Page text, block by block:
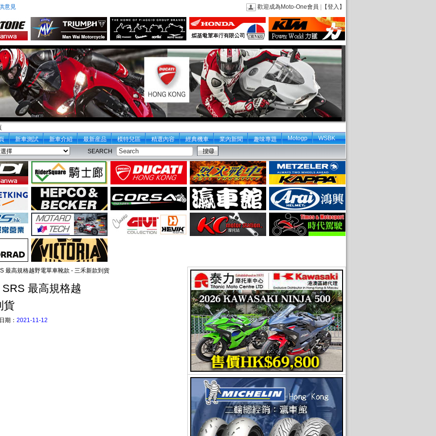
意見 歡迎成為Moto-One會員 【登入】
新車測試 新車介紹 最新産品 模特兒區 精選內容 經典機車 業內新聞 趣味專題 Motogp
WSBK
SEARCH
最高規格越野電單車靴款 - 三禾新款到貨
最高規格越
貨
期： 2021-11-12